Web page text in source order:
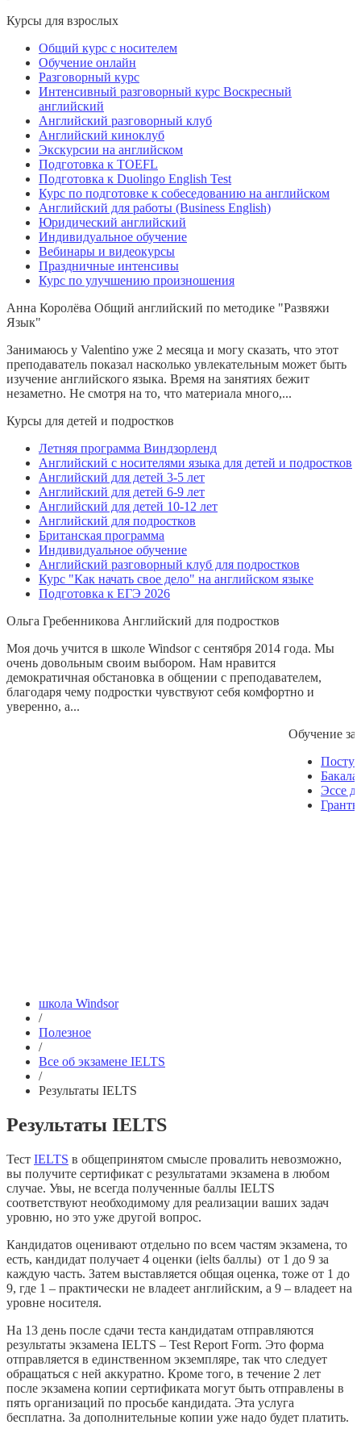
Курсы для взрослых
Общий курс с носителем
Обучение онлайн
Разговорный курс
Интенсивный разговорный курс Воскресный
английский
Английский разговорный клуб
Английский киноклуб
Экскурсии на английском
Подготовка к TOEFL
Подготовка к Duolingo English Test
Курс по подготовке к собеседованию на английском
Английский для работы (Business English)
Юридический английский
Индивидуальное обучение
Вебинары и видеокурсы
Праздничные интенсивы
Курс по улучшению произношения
Анна Королёва Общий английский по методике "Развяжи
Язык"
Занимаюсь у Valentino уже 2 месяца и могу сказать, что этот
преподаватель показал насколько увлекательным может быть
изучение английского языка. Время на занятиях бежит
незаметно. Не смотря на то, что материала много,...
Курсы для детей и подростков
Летняя программа Виндзорленд
Английский с носителями языка для детей и подростков
Английский для детей 3-5 лет
Английский для детей 6-9 лет
Английский для детей 10-12 лет
Английский для подростков
Британская программа
Индивидуальное обучение
Английский разговорный клуб для подростков
Курс "Как начать свое дело" на английском языке
Подготовка к ЕГЭ 2026
Ольга Гребенникова Английский для подростков
Моя дочь учится в школе Windsor с сентября 2014 года. Мы
очень довольным своим выбором. Нам нравится
демократичная обстановка в общении с преподавателем,
благодаря чему подростки чувствуют себя комфортно и
уверенно, а...
Обучение
Эссе
школа Windsor
/
Полезное
/
Все об экзамене IELTS
/
Результаты IELTS
Результаты IELTS
Тест IELTS в общепринятом смысле провалить невозможно,
вы получите сертификат с результатами экзамена в любом
случае. Увы, не всегда полученные баллы IELTS
соответствуют необходимому для реализации ваших задач
уровню, но это уже другой вопрос.
Кандидатов оценивают отдельно по всем частям экзамена, то
есть, кандидат получает 4 оценки (ielts баллы) от 1 до 9 за
каждую часть. Затем выставляется общая оценка, тоже от 1 до
9, где 1 – практически не владеет английским, а 9 – владеет на
уровне носителя.
На 13 день после сдачи теста кандидатам отправляются
результаты экзамена IELTS – Test Report Form. Это форма
отправляется в единственном экземпляре, так что следует
обращаться с ней аккуратно. Кроме того, в течение 2 лет
после экзамена копии сертификата могут быть отправлены в
пять организаций по просьбе кандидата. Эта услуга
бесплатна. За дополнительные копии уже надо будет платить.